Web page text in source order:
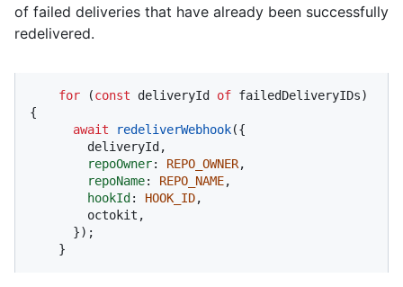
of failed deliveries that have already been successfully
redelivered.
for (const deliveryId of failedDeliveryIDs)
{
await
redeliverWebhook({
repoOwner: REPO_OWNER,
repoName: REPO_NAME,
hookId : HOOK_ID,
    }